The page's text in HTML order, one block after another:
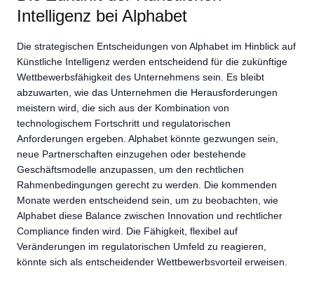
Intelligenz bei Alphabet
Die strategischen Entscheidungen von Alphabet im Hinblick auf
Künstliche Intelligenz werden entscheidend für die zukünftige
Wettbewerbsfähigkeit des Unternehmens sein. Es bleibt
abzuwarten, wie das Unternehmen die Herausforderungen
meistern wird, die sich aus der Kombination von
technologischem Fortschritt und regulatorischen
Anforderungen ergeben. Alphabet könnte gezwungen sein,
neue Partnerschaften einzugehen oder bestehende
Geschäftsmodelle anzupassen, um den rechtlichen
Rahmenbedingungen gerecht zu werden. Die kommenden
Monate werden entscheidend sein, um zu beobachten, wie
Alphabet diese Balance zwischen Innovation und rechtlicher
Compliance finden wird. Die Fähigkeit, flexibel auf
Veränderungen im regulatorischen Umfeld zu reagieren,
könnte sich als entscheidender Wettbewerbsvorteil erweisen.